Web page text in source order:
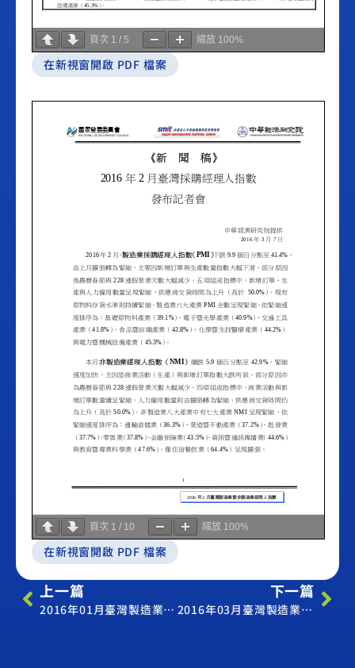
頁次 1 / 5 縮放 100%
在新視窗開啟 PDF 檔案
頁次 1 / 10 縮放 100%
在新視窗開啟 PDF 檔案
上一篇
2016年01月臺灣製造業採購經理人指數
下一篇
2016年03月臺灣製造業採購經理人指數